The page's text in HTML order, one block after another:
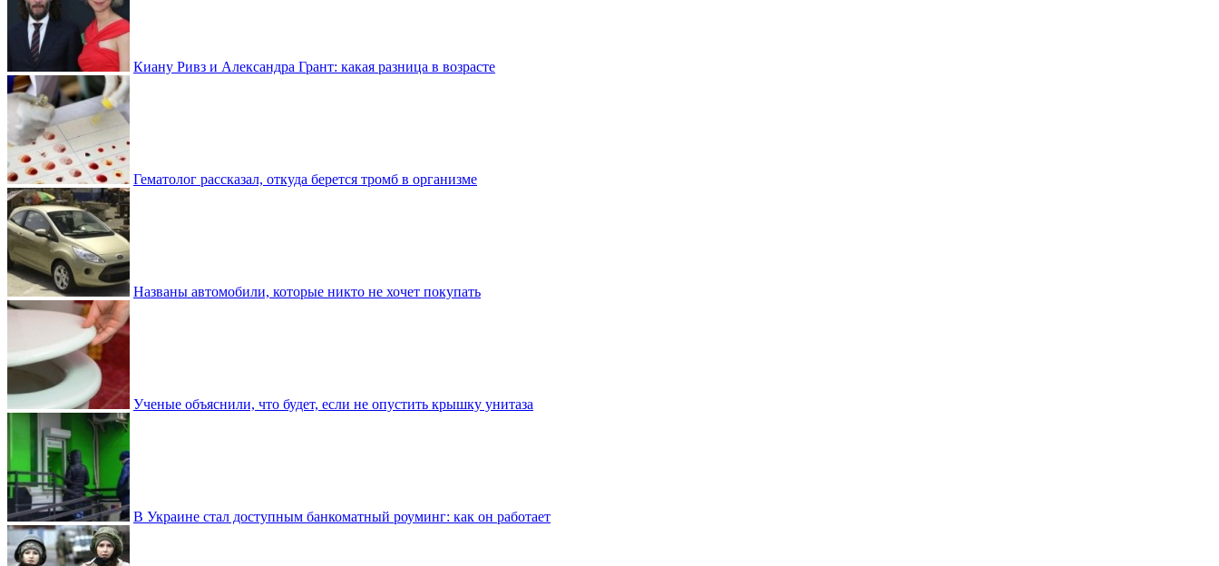
Киану Ривз и Александра Грант: какая разница в возрасте
Гематолог рассказал, откуда берется тромб в организме
Названы автомобили, которые никто не хочет покупать
Ученые объяснили, что будет, если не опустить крышку унитаза
В Украине стал доступным банкоматный роуминг: как он работает